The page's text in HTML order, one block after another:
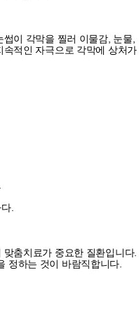
이 각막을 찔러 이물감, 눈물,
적인 자극으로 각막에 상처가
.
춤치료가 중요한 질환입니다.
정하는 것이 바람직합니다.